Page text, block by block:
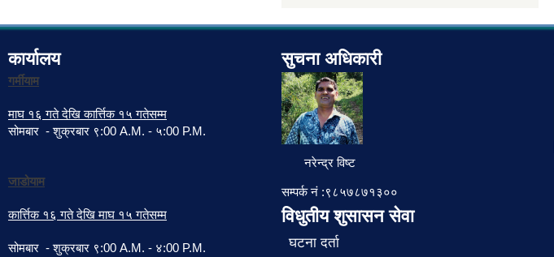
कार्यालय
गर्मीयाम
माघ १६ गते देखि कार्त्तिक १५ गतेसम्म
सोमबार - शुक्रबार ९:00 A.M. - ५:00 P.M.
जाडोयाम
कार्त्तिक १६ गते देखि माघ १५ गतेसम्म
सोमबार - शुक्रबार ९:00 A.M. - ४:00 P.M.
सुचना अधिकारी
नरेन्द्र विष्ट
सम्पर्क नं :९८५७८७१३००
विधुतीय शुसासन सेवा
घटना दर्ता